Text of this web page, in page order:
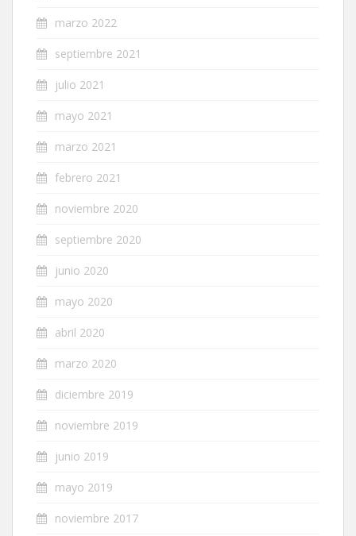
marzo 2022
septiembre 2021
julio 2021
mayo 2021
marzo 2021
febrero 2021
noviembre 2020
septiembre 2020
junio 2020
mayo 2020
abril 2020
marzo 2020
diciembre 2019
noviembre 2019
junio 2019
mayo 2019
noviembre 2017